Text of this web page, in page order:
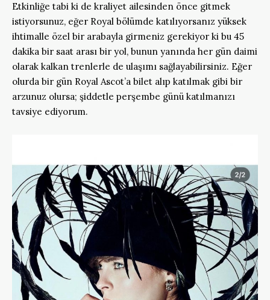
Etkinliğe tabi ki de kraliyet ailesinden önce gitmek
istiyorsunuz, eğer Royal bölümde katılıyorsanız yüksek
ihtimalle özel bir arabayla girmeniz gerekiyor ki bu 45
dakika bir saat arası bir yol, bunun yanında her gün daimi
olarak kalkan trenlerle de ulaşımı sağlayabilirsiniz. Eğer
olurda bir gün Royal Ascot’a bilet alıp katılmak gibi bir
arzunuz olursa; şiddetle perşembe günü katılmanızı
tavsiye ediyorum.